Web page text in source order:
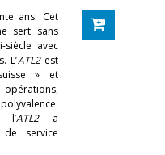
ans. Cet
sert sans
siècle avec
L’ATL2est
» et
l’ATL2a
service